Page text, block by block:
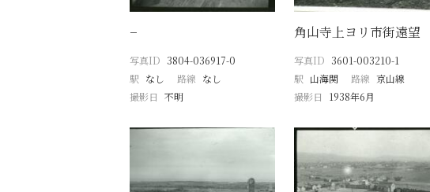
−
写真ID 3804-036917-0
駅 なし 路線 なし
撮影日 不明
角山寺上ヨリ市街遠望
写真ID 3601-003210-1
駅 山海関 路線 京山線
撮影日
1938年6月